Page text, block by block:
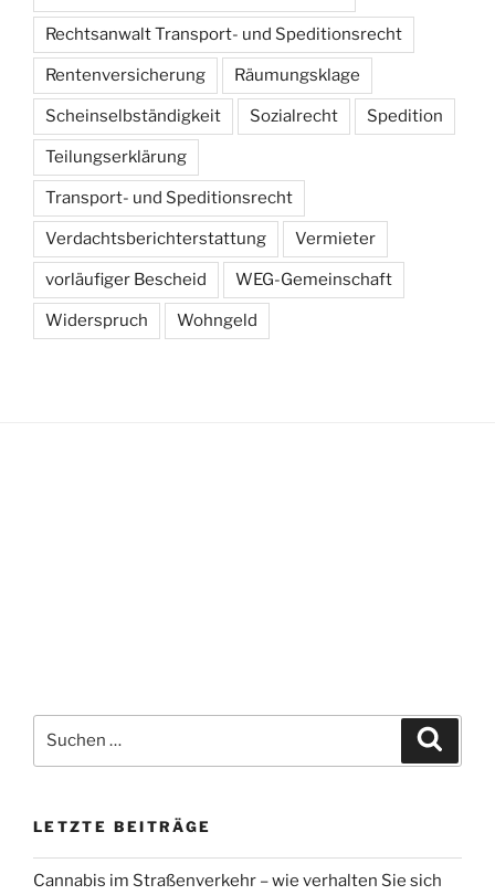
Rechtsanwalt Transport- und Speditionsrecht
Rentenversicherung Räumungsklage
Scheinselbständigkeit Sozialrecht Spedition
Teilungserklärung
Transport- und Speditionsrecht
Verdachtsberichterstattung Vermieter
vorläufiger Bescheid WEG-Gemeinschaft
Widerspruch Wohngeld
nach:
LETZTE BEITRÄGE
Cannabis im Straßenverkehr – wie verhalten Sie sich